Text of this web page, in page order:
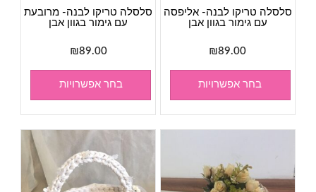
סלסלה טריקו לבנה- אליפסה
עם גימור בגוון אבן
₪89.00
בחר אפשרויות
סלסלה טריקו לבנה- מרובעת
עם גימור בגוון אבן
₪89.00
בחר אפשרויות